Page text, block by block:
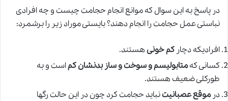
در پاسخ به این سوال که موانع انجام حجامت چیست و چه افرادی
نباستی عمل حجامت را انجام دهند؟ بایستی موراد زیر را برشمرد:
افرادیکه دچار کم خونیهستند.
کسانی کهمتابولیسم و سوخت و ساز بدنشان کماست و به
طورکلی ضعیف هستند.
درموقع عصبانیتنباید حجامت کرد چون در این حالت رگها